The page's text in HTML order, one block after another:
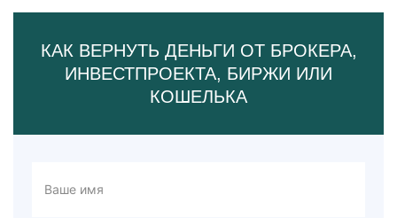
КАК ВЕРНУТЬ ДЕНЬГИ ОТ БРОКЕРА,
ИНВЕСТПРОЕКТА, БИРЖИ ИЛИ
КОШЕЛЬКА